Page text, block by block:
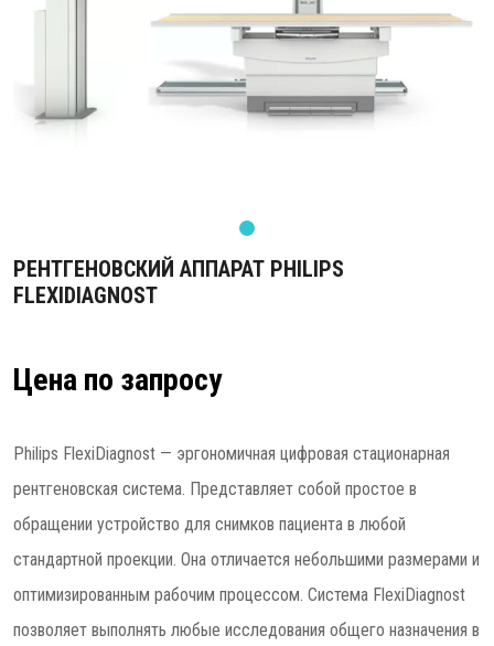
РЕНТГЕНОВСКИЙ АППАРАТ PHILIPS
FLEXIDIAGNOST
Цена по запросу
Philips FlexiDiagnost — эргономичная цифровая стационарная
рентгеновская система. Представляет собой простое в
обращении устройство для снимков пациента в любой
стандартной проекции. Она отличается небольшими размерами и
оптимизированным рабочим процессом. Система FlexiDiagnost
позволяет выполнять любые исследования общего назначения в